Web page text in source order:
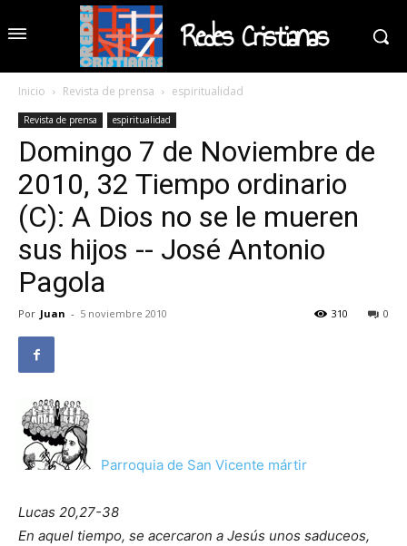
Redes Cristianas
Inicio Revista de prensa espiritualidad
Revista de prensa espiritualidad
Domingo 7 de Noviembre de
2010, 32 Tiempo ordinario
(C): A Dios no se le mueren
sus hijos -- José Antonio
Pagola
Por Juan - 5 noviembre 2010 0
310
Parroquia de San Vicente mártir
Lucas 20,27-38
En aquel tiempo, se acercaron a Jesús unos saduceos,